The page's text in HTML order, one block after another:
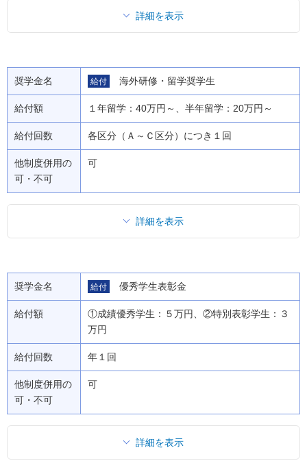
詳細を表示
奨学金名 給付 海外研修・留学奨学生
給付額 １年留学：40万円～、半年留学：20万円～
給付回数 各区分（Ａ～Ｃ区分）につき１回
他制度併用の
可・不可
可
詳細を表示
奨学金名 給付 優秀学生表彰金
給付額
①成績優秀学生：５万円、②特別表彰学生：３
万円
給付回数 年１回
他制度併用の
可・不可
可
詳細を表示